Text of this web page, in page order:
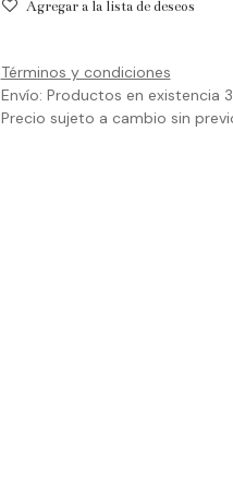
Agregar a la lista de deseos
Términos y condiciones
Envío: Productos en existencia
Precio sujeto a cambio sin